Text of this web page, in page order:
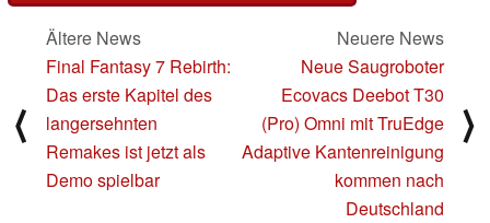
⟨
Ältere News
Final Fantasy 7 Rebirth:
Das erste Kapitel des
langersehnten
Remakes ist jetzt als
Demo spielbar
Neuere News
Neue Saugroboter
Ecovacs Deebot T30
(Pro) Omni mit TruEdge
Adaptive Kantenreinigung
kommen nach
Deutschland
⟩